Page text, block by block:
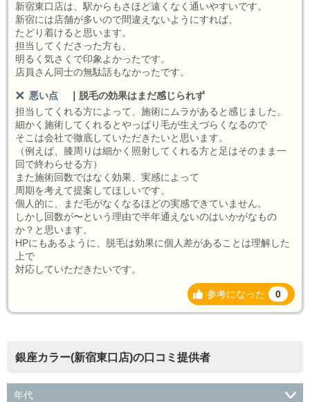
新宿東口店は、駅からもさほど遠くなく通いやすいです。
新宿には店舗が多いので間違えないようにすれば、
たどり着けると思います。
担当してくださった方も、
明るく気さくで印象よかったです。
店員さん同士の無駄話もなかったです。
悪い点
脱毛の効果はまだ感じられず
担当してくれる方によって、施術にムラがあると感じました。
細かく施術してくれるとやっぱり毛が生えづらくなるので
そこは会社で徹底していただきたいと思います。
（例えば、膝周りは細かく照射してくれる方と足はそのまま一
回で終わらせる方）
また施術回数ではなく効果、実感によって
周期を考えて提案してほしいです。
個人的に、まだ毛がなくなるほどの実感できていません。
しかし回数が〜という理由で半年通えないのはいかがなもの
か？と思います。
HPにもあるように、脱毛は効果に個人差があることは理解した
上で
対応していただきたいです。
参考になった 0
銀座カラー(新宿東口店)の口コミ提供者
年代